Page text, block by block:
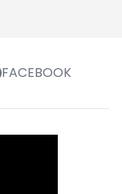
FACEBOOK